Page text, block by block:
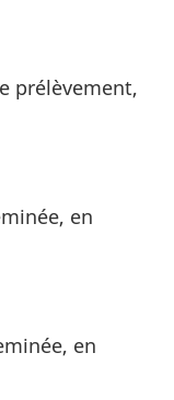
prélèvement,
en
en